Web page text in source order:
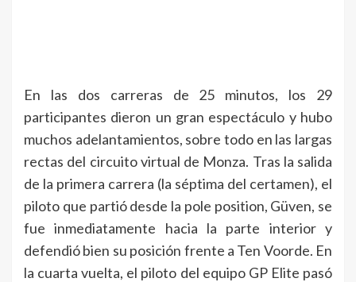
En las dos carreras de 25 minutos, los 29
participantes dieron un gran espectáculo y hubo
muchos adelantamientos, sobre todo en las largas
rectas del circuito virtual de Monza. Tras la salida
de la primera carrera (la séptima del certamen), el
piloto que partió desde la pole position, Güven, se
fue inmediatamente hacia la parte interior y
defendió bien su posición frente a Ten Voorde. En
la cuarta vuelta, el piloto del equipo GP Elite pasó